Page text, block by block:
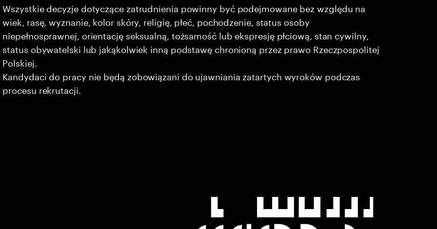
Wszystkie decyzje dotyczące zatrudnienia powinny być podejmowane bez względu na
wiek, rasę, wyznanie, kolor skóry, religię, płeć, pochodzenie, status osoby
niepełnosprawnej, orientację seksualną, tożsamość lub ekspresję płciową, stan cywilny,
status obywatelski lub jakąkolwiek inną podstawę chronioną przez prawo Rzeczpospolitej
Polskiej.
Kandydaci do pracy nie będą zobowiązani do ujawniania zatartych wyroków podczas
procesu rekrutacji.